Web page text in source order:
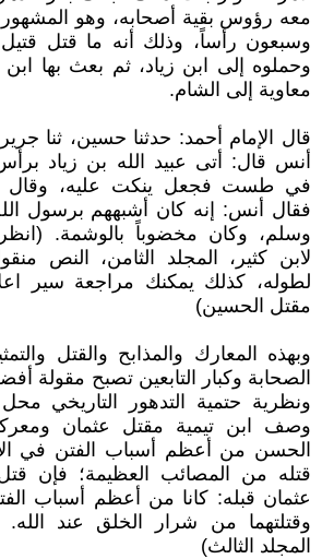
معه رؤوس بقية أصحابه، وهو
وسبعون رأساً، وذلك أنه ما قتل قتيل
وحملوه إلى ابن زياد، ثم بعث بها ابن
معاوية إلى الشام‏.‏
قال الإمام أحمد‏:‏ حدثنا حسين، ثنا
أنس قال‏:‏ أتى عبيد الله بن زياد
في طست فجعل ينكت عليه، وقال
فقال أنس‏:‏ إنه كان أشبههم برسول
وسلم، وكان مخضوباً بالوشمة‏‏.‏ (انظر:
لابن كثير، المجلد الثامن، النص
لطوله، كذلك يمكنك مراجعة سير
مقتل الحسين)
وبهذه المعارك والمذابح والقتل
الصحابة وكبار التابعين تصبح مقولة
ونظرية حتمية التدهور التاريخي
وصف ابن تيمية مقتل عثمان
الحسن من أعظم أسباب الفتن في
قتله من المصائب العظيمة؛ فإن
عثمان قبله: كانا من أعظم أسباب
وقتلتهما من شرار الخلق عند الله.
المجلد الثالث)